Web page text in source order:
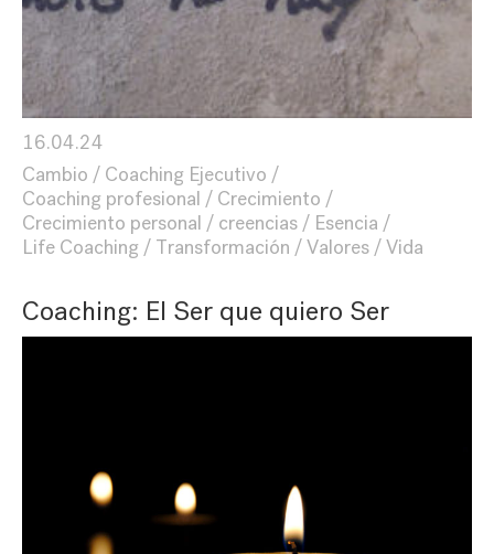
16.04.24
Cambio
Coaching Ejecutivo
Coaching profesional
Crecimiento
Crecimiento personal
creencias
Esencia
Life Coaching
Transformación Valores Vida
Coaching: El Ser que quiero Ser